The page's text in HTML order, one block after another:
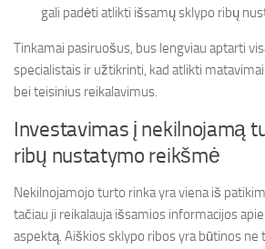
gali padėti atlikti išsamų sklypo ribų
Tinkamai pasiruošus, bus lengviau aptarti
specialistais ir užtikrinti, kad atlikti
bei teisinius reikalavimus.
Investavimas į nekilnojamą
ribų nustatymo reikšmė
Nekilnojamojo turto rinka yra viena iš
tačiau ji reikalauja išsamios informacijos
aspektą. Aiškios sklypo ribos yra būtinos ne